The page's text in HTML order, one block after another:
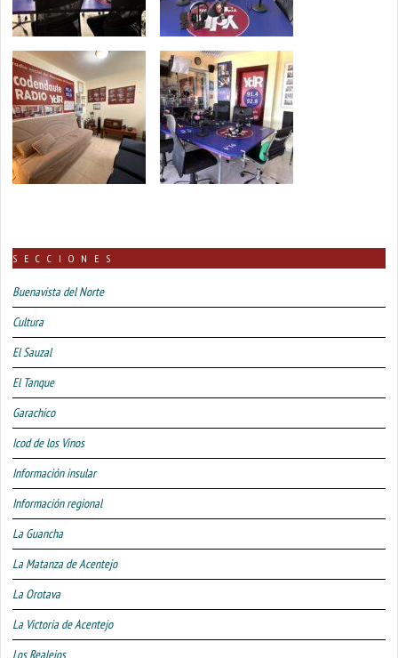
SECCIONES
Buenavista del Norte
Cultura
El Sauzal
El Tanque
Garachico
Icod de los Vinos
Información insular
Información regional
La Guancha
La Matanza de Acentejo
La Orotava
La Victoria de Acentejo
Los Realejos